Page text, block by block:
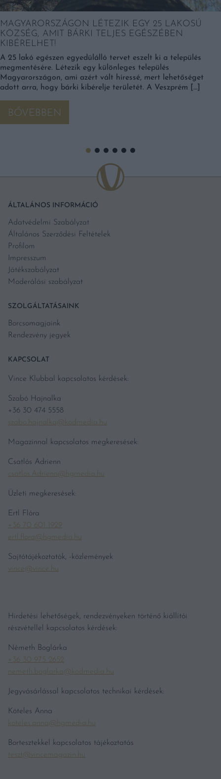
MAGYARORSZÁGON LÉTEZIK EGY 25 LAKOSÚ
KÖZSÉG, AMIT BÁRKI TELJES EGÉSZÉBEN
KIBÉRELHET!
A 25 lakó egészen egyedülálló tervet eszelt ki a település
megmentésére. Létezik egy különleges település
Magyarországon, ami azért vált híressé, mert lehetőséget
adott arra, hogy bárki kibérelje területét. A Veszprém […]
BŐVEBBEN
ÁLTALÁNOS INFORMÁCIÓ
Adatvédelmi Szabályzat
Általános Szerződési Feltételek
Profilom
Impresszum
Játékszabályzat
Moderálási szabályzat
SZOLGÁLTATÁSAINK
Borcsomagjaink
Rendezvény jegyek
KAPCSOLAT
Vince Klubbal kapcsolatos kérdések:
Szabó Hajnalka
+36 30 474 5558
szabo.hajnalka@kodmedia.hu
Magazinnal kapcsolatos megkeresések:
Csatlós Adrienn
csatlos.Adrienn@hgmedia.hu
Üzleti megkeresések:
Ertl Flóra
+36 70 601 1929
ertl.flora@hgmedia.hu
Sajtótájékoztatók, -közlemények
vince@vince.hu
Hirdetési lehetőségek, rendezvényeken történő kiállítói
részvétellel kapcsolatos kérdések:
Németh Boglárka
+36 30 975 2652
nemeth.boglarka@kodmedia.hu
Jegyvásárlással kapcsolatos technikai kérdések:
Köteles Anna
koteles.anna@hgmedia.hu
Bortesztekkel kapcsolatos tájékoztatás
teszt@vincemagazin.hu